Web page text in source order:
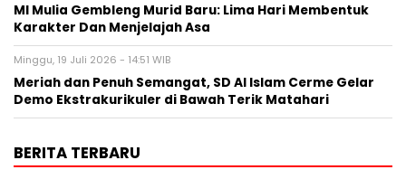
MI Mulia Gembleng Murid Baru: Lima Hari Membentuk
Karakter Dan Menjelajah Asa
Minggu, 19 Juli 2026 - 14:51 WIB
Meriah dan Penuh Semangat, SD Al Islam Cerme Gelar
Demo Ekstrakurikuler di Bawah Terik Matahari
BERITA TERBARU